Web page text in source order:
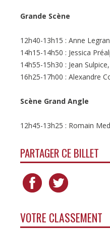
Grande Scène
12h40-13h15 : Anne
14h15-14h50 : Jessica
14h55-15h30 : Jean
16h25-17h00 : Alexandre
Scène Grand Angle
12h45-13h25 : Romain
PARTAGER CE BILLET
VOTRE CLASSEMENT